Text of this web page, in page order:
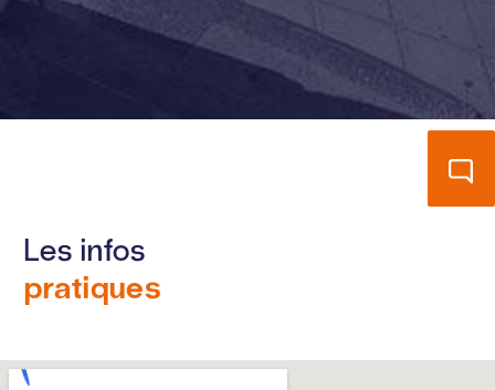
Les infos
pratiques